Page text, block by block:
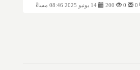
200 14 يونيو 2025 08:46 مساءً